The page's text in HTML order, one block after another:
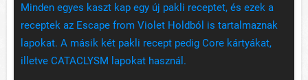
Minden egyes kaszt kap egy új pakli receptet, és ezek a
receptek az Escape from Violet Holdból is tartalmaznak
lapokat. A másik két pakli recept pedig Core kártyákat,
illetve CATACLYSM lapokat használ.